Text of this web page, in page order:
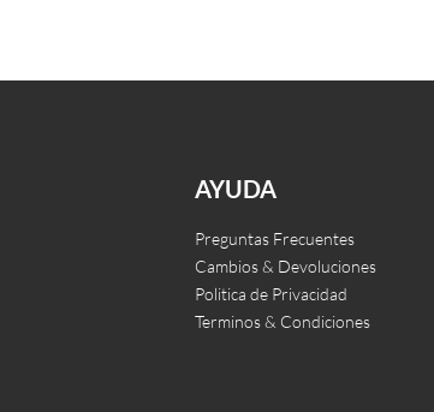
AYUDA
Preguntas Frecuentes
Cambios & Devoluciones
Politica de Privacidad
Terminos & Condiciones